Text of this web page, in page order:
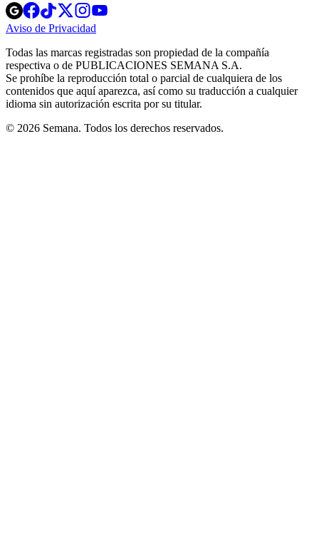
Opens
in
new
Opens
in
new
Opens
in
new
window
Opens
new
windowwindow
Aviso de Privacidad
new
window
Todas las marcas registradas son propiedad de la compañía
respectiva o de PUBLICACIONES SEMANA S.A.
Se prohíbe la reproducción total o parcial de cualquiera de los
contenidos que aquí aparezca, así como su traducción a cualquier
idioma sin autorización escrita por su titular.
© 2026 Semana. Todos los derechos reservados.